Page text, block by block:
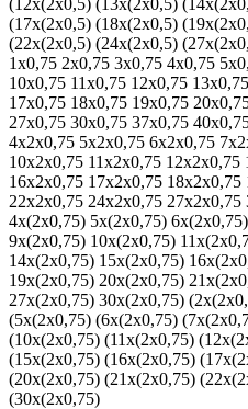
(12х(2х0,5) (13х(2х0,5)
(17х(2х0,5) (18х(2х0,5)
(22х(2х0,5) (24х(2х0,5)
1х0,75 2х0,75 3х0,75 4х0,75
10х0,75 11х0,75 12х0,75 13х0,75
17х0,75 18х0,75 19х0,75
27х0,75 30х0,75 37х0,75
4х2х0,75 5х2х0,75 6х2х0,75
10х2х0,75 11х2х0,75 12х2х0,75
16х2х0,75 17х2х0,75 18х2х0,75
22х2х0,75 24х2х0,75 27х2х0,75
4х(2х0,75) 5х(2х0,75) 6х(2х0,75)
9х(2х0,75) 10х(2х0,75)
14х(2х0,75) 15х(2х0,75)
19х(2х0,75) 20х(2х0,75)
27х(2х0,75) 30х(2х0,75)
(5х(2х0,75) (6х(2х0,75)
(10х(2х0,75) (11х(2х0,75)
(15х(2х0,75) (16х(2х0,75)
(20х(2х0,75) (21х(2х0,75)
(30х(2х0,75)